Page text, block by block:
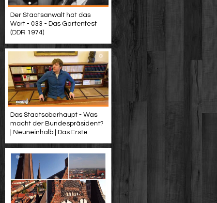
Der Staatsanwalt hat das
Wort - 033 - Das Gartenfest
(DDR 1974)
Das Staatsoberhaupt - Was
macht der Bundespräsident?
| Neuneinhalb | Das Erste